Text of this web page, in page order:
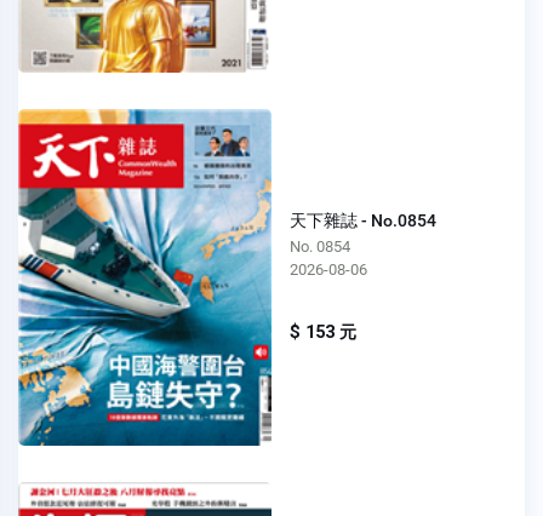
天下雜誌 - No.0854
No. 0854
2026-08-06
$ 153 元